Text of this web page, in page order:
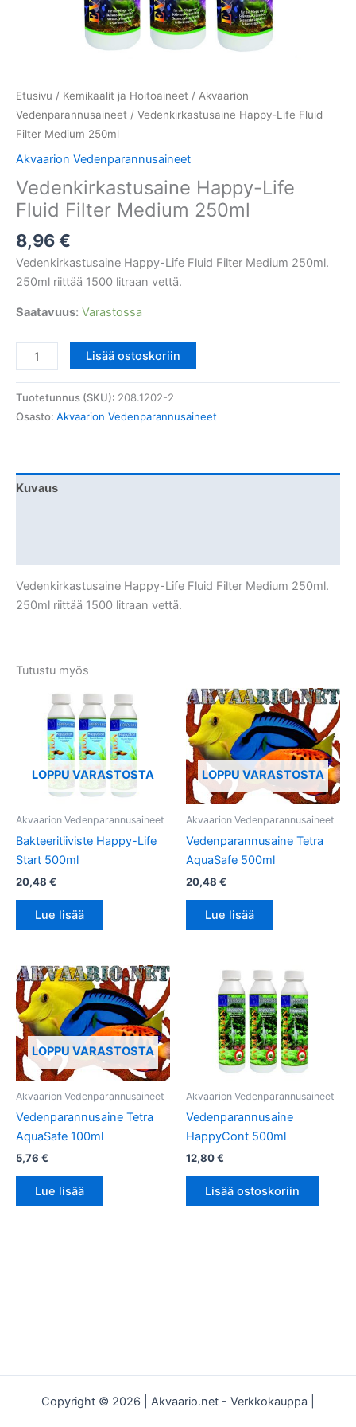
Etusivu / Kemikaalit ja Hoitoaineet / Akvaarion
Vedenparannusaineet / Vedenkirkastusaine Happy-Life Fluid
Filter Medium 250ml
Akvaarion Vedenparannusaineet
Vedenkirkastusaine Happy-Life
Fluid Filter Medium 250ml
8,96€
Vedenkirkastusaine Happy-Life Fluid Filter Medium 250ml.
250ml riittää 1500 litraan vettä.
Saatavuus: Varastossa
Vedenkirkastusaine
Happy-
määrä
Lisää ostoskoriin
Tuotetunnus (SKU): 208.1202-2
Osasto: Akvaarion Vedenparannusaineet
Kuvaus
Vedenkirkastusaine Happy-Life Fluid Filter Medium 250ml.
250ml riittää 1500 litraan vettä.
Tutustu myös
LOPPU VARASTOSTA
Akvaarion Vedenparannusaineet
Bakteeritiiviste Happy-Life
Start 500ml
20,48 €
Lue lisää
LOPPU VARASTOSTA
Akvaarion Vedenparannusaineet
Vedenparannusaine Tetra
AquaSafe 500ml
20,48 €
Lue lisää
LOPPU VARASTOSTA
Akvaarion Vedenparannusaineet
Vedenparannusaine Tetra
AquaSafe 100ml
5,76 €
Lue lisää
Akvaarion Vedenparannusaineet
Vedenparannusaine
HappyCont 500ml
12,80€
Lisää ostoskoriin
Copyright © 2026 | Akvaario.net - Verkkokauppa |